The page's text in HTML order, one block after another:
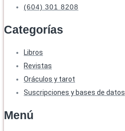
(604) 301 8208
Categorías
Libros
Revistas
Oráculos y tarot
Suscripciones y bases de datos
Menú